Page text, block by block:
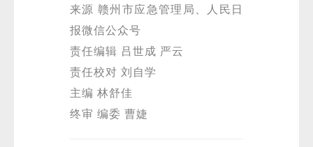
来源 赣州市应急管理局、人民日
报微信公众号
责任编辑 吕世成 严云
责任校对 刘自学
主编 林舒佳
终审 编委 曹婕